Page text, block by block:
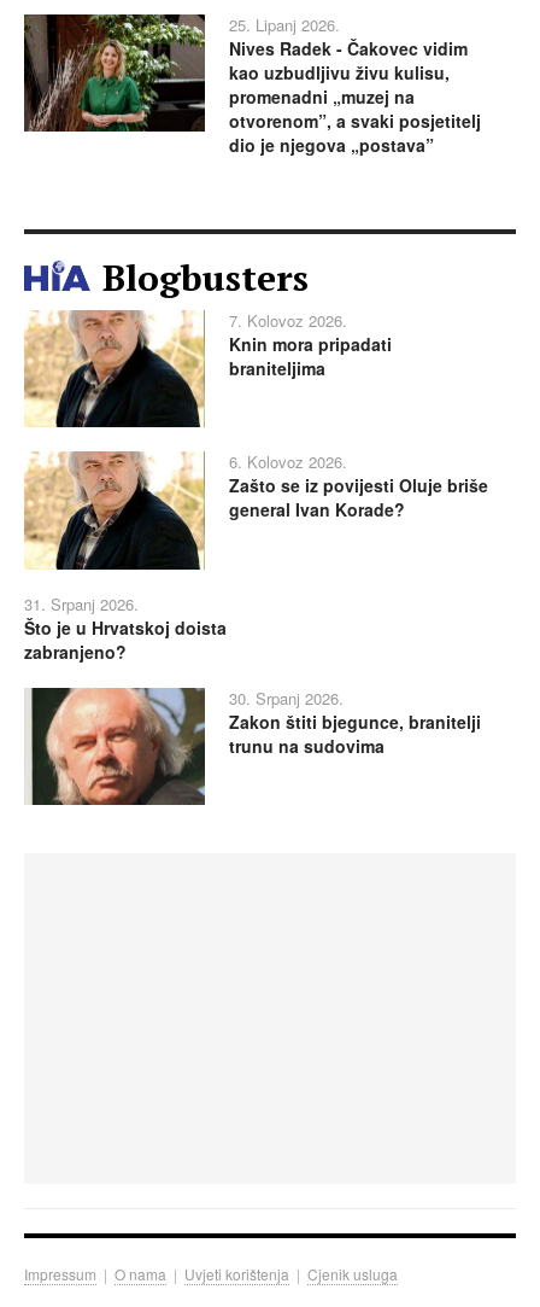
25. Lipanj 2026.
Nives Radek - Čakovec vidim
kao uzbudljivu živu kulisu,
promenadni „muzej na
otvorenom”, a svaki posjetitelj
dio je njegova „postava”
Blogbusters
7. Kolovoz 2026.
Knin mora pripadati
braniteljima
6. Kolovoz 2026.
Zašto se iz povijesti Oluje briše
general Ivan Korade?
31. Srpanj 2026.
Što je u Hrvatskoj doista
zabranjeno?
30. Srpanj 2026.
Zakon štiti bjegunce, branitelji
trunu na sudovima
Impressum | O nama | Uvjeti korištenja | Cjenik usluga